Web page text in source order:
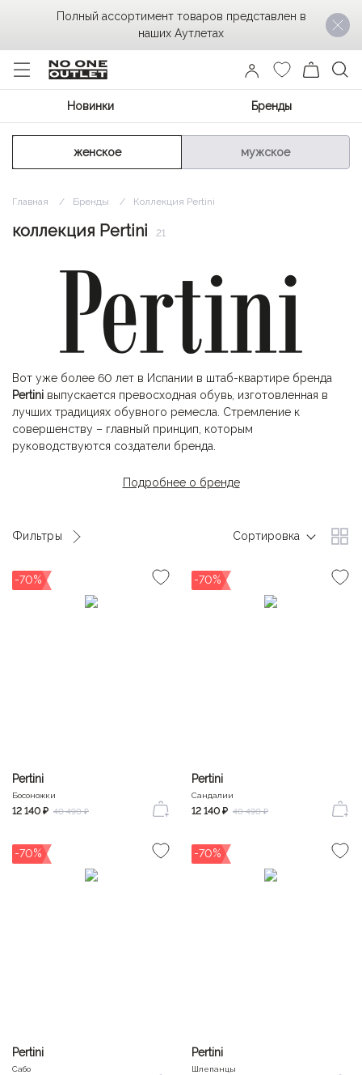
Новинки Бренды
женское мужское
Главная Бренды Коллекция Pertini
коллекция Pertini 21
Вот уже более 60 лет в Испании в штаб-квартире бренда
Pertini выпускается превосходная обувь, изготовленная в
лучших традициях обувного ремесла. Стремление к
совершенству – главный принцип, которым
руководствуются создатели бренда.
Мастера Pertini с гордостью рассказывают и демонстрируют
качества из года в год, сохраняя свою уникальность и
точность иcполнения.
Перфорация, привлекательные цветовые решения и
материалы ручной работы – все это виртуозная комбинация
Подробнее о бренде
Фильтры Сортировка
-70%
Pertini
Босоножки
12 140 ₽ 40 490 ₽
-70%
Pertini
Сандалии
12 140 ₽ 40 490 ₽
-70%
Pertini
Сабо
-70%
Pertini
Шлепанцы
Полный ассортимент товаров представлен в
наших Аутлетах